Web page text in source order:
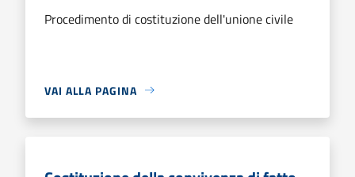
Procedimento di costituzione dell'unione civile
VAI ALLA PAGINA